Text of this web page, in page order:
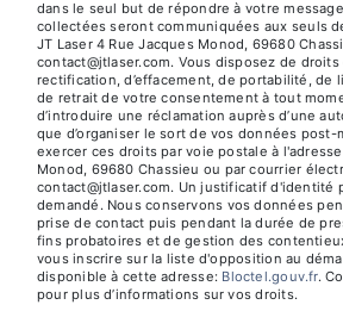
dans le seul but de répondre à votre
collectées seront communiquées aux seuls
JT Laser 4 Rue Jacques Monod, 69680
contact@jtlaser.com. Vous disposez de droits
rectification, d’effacement, de portabilité, de
de retrait de votre consentement à tout
d’introduire une réclamation auprès d’une
que d’organiser le sort de vos données post-
exercer ces droits par voie postale à
Monod, 69680 Chassieu ou par courrier
contact@jtlaser.com. Un justificatif d'identité
demandé. Nous conservons vos données
prise de contact puis pendant la durée de
fins probatoires et de gestion des
vous inscrire sur la liste d'opposition au
disponible à cette adresse: Bloctel.gouv.fr.
pour plus d’informations sur vos droits.